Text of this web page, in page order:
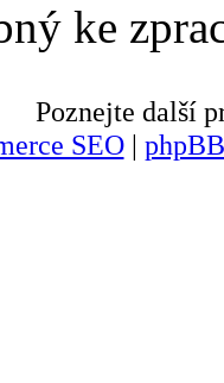
ke
Poznejte další
SEO|